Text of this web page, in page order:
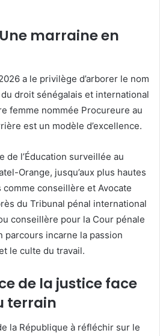
marraine en
a le privilège d’arborer le nom
droit sénégalais et international
femme nommée Procureure au
est un modèle d’excellence.
de l’Éducation surveillée au
Orange, jusqu’aux plus hautes
conseillère et Avocate
du Tribunal pénal international
conseillère pour la Cour pénale
parcours incarne la passion
le culte du travail.
de la justice face
terrain
la République à réfléchir sur le